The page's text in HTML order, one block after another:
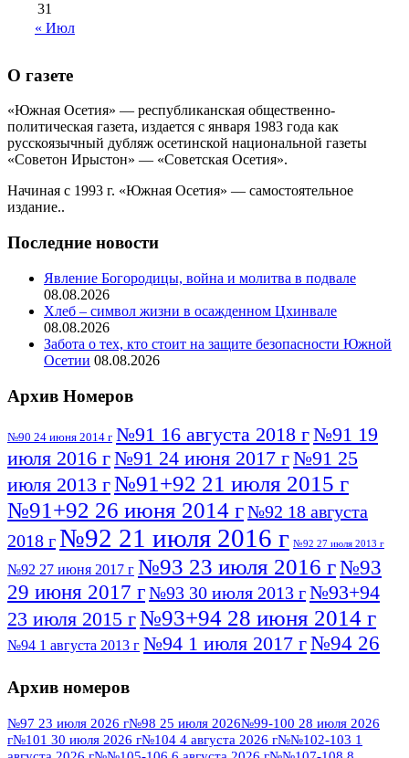
31
« Июл
О газете
«Южная Осетия» — республиканская общественно-
политическая газета, издается с января 1983 года как
русскоязычный дубляж осетинской национальной газеты
«Советон Ирыстон» — «Советская Осетия».
Начиная с 1993 г. «Южная Осетия» — самостоятельное
издание..
Последние новости
Явление Богородицы, война и молитва в подвале
08.08.2026
Хлеб – символ жизни в осажденном Цхинвале
08.08.2026
Забота о тех, кто стоит на защите безопасности Южной
Осетии 08.08.2026
Архив Номеров
№90 24 июня 2014 г №91 16 августа 2018 г№91 19
июля 2016 г№91 24 июня 2017 г№91 25
июля 2013 г№91+92 21 июля 2015 г
№91+92 26 июня 2014 г№92 18 августа
2018 г№92 21 июля 2016 г №92 27 июля 2013 г
№92 27 июня 2017 г №93 23 июля 2016 г№93
29 июня 2017 г№93 30 июля 2013 г№93+94
23 июля 2015 г№93+94 28 июня 2014 г
№94 1 августа 2013 г №94 1 июля 2017 г№94 26
№95 7 августа 2012 г
№95 28 июля 2016 г №95+96 3 августа
2013 г№96 6 июля 2017 г№96 9 августа
Архив номеров
№97 23 июля 2026 г№98 25 июля 2026№99-100 28 июля 2026
г№101 30 июля 2026 г№104 4 августа 2026 г№№102-103 1